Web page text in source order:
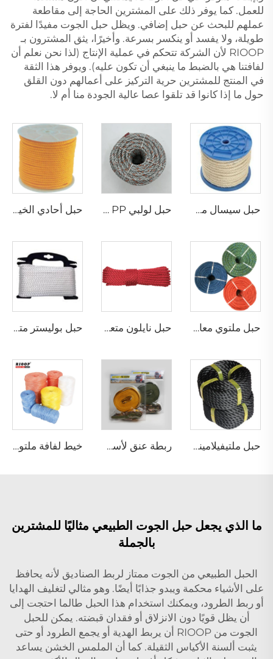
للعمل. كما يوفر ذلك على المشترين الحاجة إلى مقاطعة
عملهم للبحث عن حبل إضافي. ويظل حبل الجوت مفيدًا لفترة
طويلة، ولا يفسد أو ينكسر بسرعة. وأخيرًا، يثق المشترون بـ
RIOOP لأن الشركة تتحكم في عملية الإنتاج (لذا نحن نعلم أن
لفافتنا هي بالضبط ما ينبغي أن تكون عليه). ويوفر هذا الثقة
في المنتج للمشترين حرية التركيز على أعمالهم دون القلق
حول ما إذا كانوا قد تلقوا عصا عالية الجودة منا أم لا.
حبل سيسال مجدول حبل لولبي PP مع رصاص حبل أحادي الخيط من البولي بروبلين مجدول
حبل ملتوي معاد تدويره من البولي إيثيلين حبل نايلون متعدد الخيوط ملتوي حبل بوليستر متعدد الخيوط ملتوي
حبل ملتيفيلامينت بولي بروبيلين مجدول ربطة عنق لأسفل خيط لفافة ملتوي من فيلم بولي بروبيلين مجزأ
ما الذي يجعل حبل الجوت الطبيعي مثاليًا للمشترين
بالجملة
الحبل الطبيعي من الجوت ممتاز لربط الصناديق لأنه يحافظ
على الأشياء محكمة ويبدو جذابًا أيضًا. وهو مثالي لتغليف الهدايا
أو ربط الطرود، ويمكنك استخدام هذا الحبل طالما احتجت إلى
أن يظل قويًا دون الانزلاق أو فقدان قبضته. يمكن للحبل
الجوت من RIOOP أن يربط الهدية أو يجمع الطرود أو حتى
يثبت ألسنة الأكياس الثقيلة. كما أن الملمس الخشن يساعد